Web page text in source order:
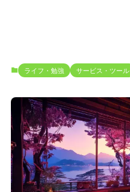
ライフ・勉強 サービス・ツール